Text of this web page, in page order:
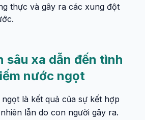
thực và gây ra các xung đột
sâu xa dẫn đến tình
nước ngọt
là kết quả của sự kết hợp
lẫn do con người gây ra.